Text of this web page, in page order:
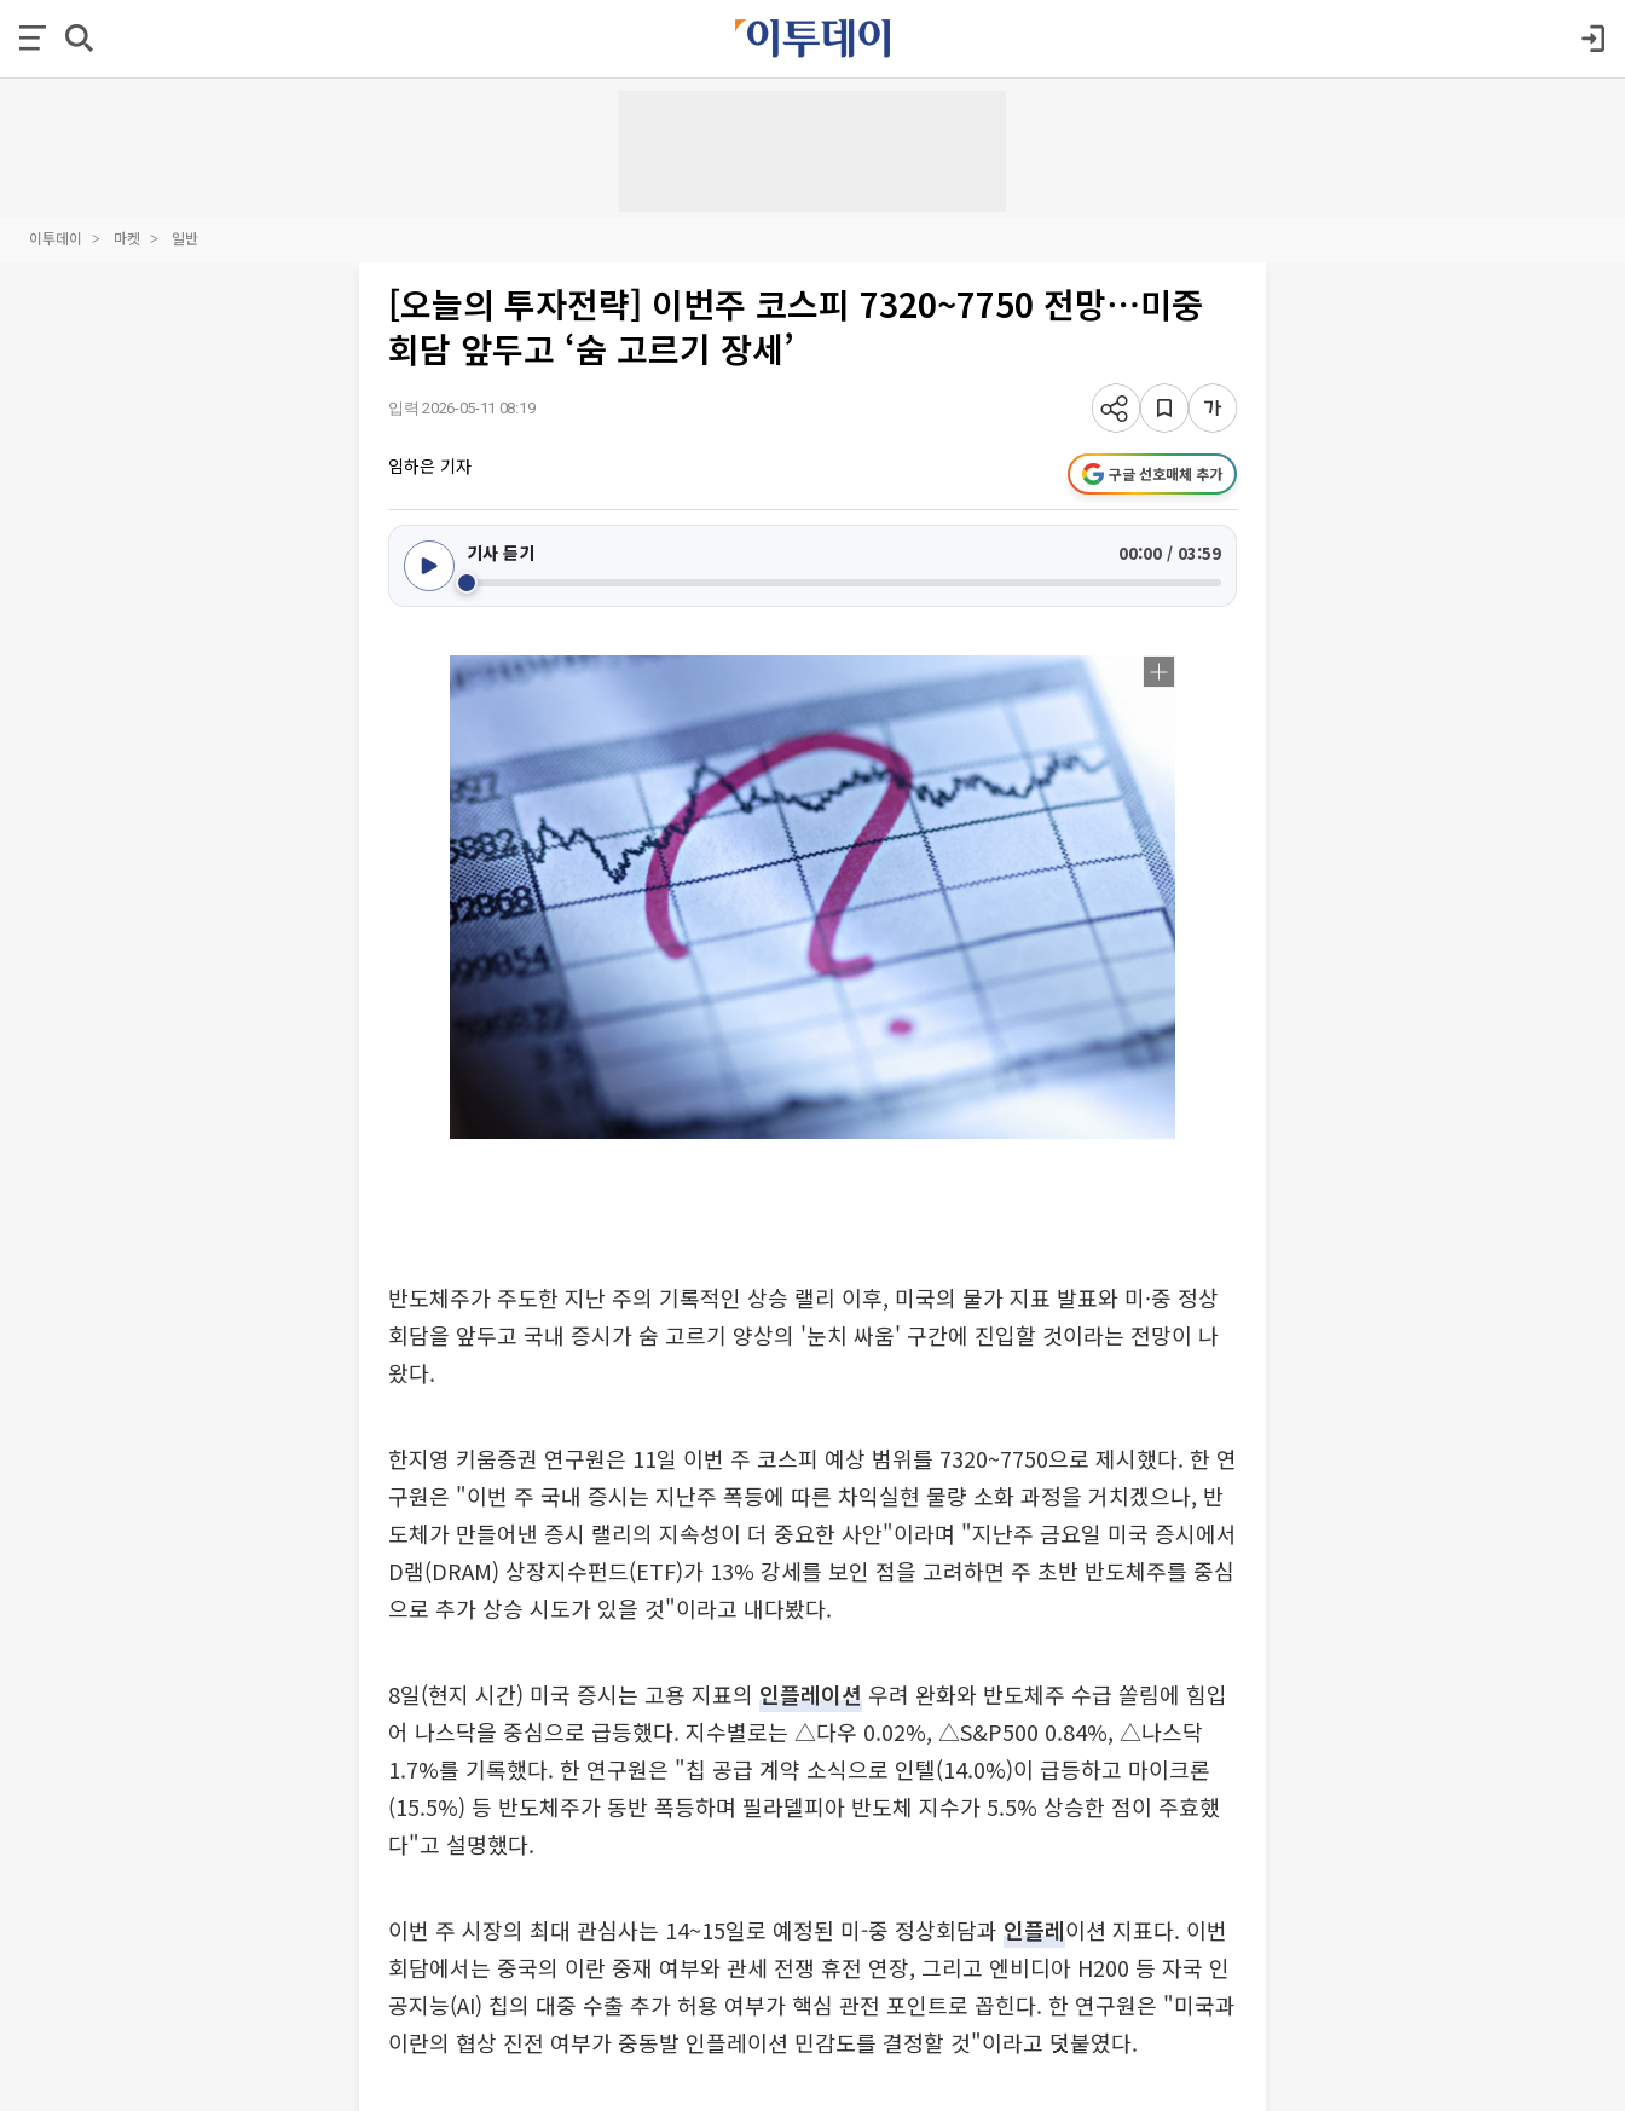
이투데이 마켓 일반
[오늘의 투자전략] 이번주 코스피 7320~7750 전망⋯미중
회담 앞두고 ‘숨 고르기 장세’
입력 2026-05-11 08:19
임하은 기자 구글 선호매체 추가
기사 듣기 00:00 / 03:59
반도체주가 주도한 지난 주의 기록적인 상승 랠리 이후, 미국의 물가 지표 발표와 미·중 정상
회담을 앞두고 국내 증시가 숨 고르기 양상의 '눈치 싸움' 구간에 진입할 것이라는 전망이 나
왔다.
한지영 키움증권 연구원은 11일 이번 주 코스피 예상 범위를 7320~7750으로 제시했다. 한 연
구원은 "이번 주 국내 증시는 지난주 폭등에 따른 차익실현 물량 소화 과정을 거치겠으나, 반
도체가 만들어낸 증시 랠리의 지속성이 더 중요한 사안"이라며 "지난주 금요일 미국 증시에서
D램(DRAM) 상장지수펀드(ETF)가 13% 강세를 보인 점을 고려하면 주 초반 반도체주를 중심
으로 추가 상승 시도가 있을 것"이라고 내다봤다.
8일(현지 시간) 미국 증시는 고용 지표의 인플레이션 우려 완화와 반도체주 수급 쏠림에 힘입
어 나스닥을 중심으로 급등했다. 지수별로는 △다우 0.02%, △S&P500 0.84%, △나스닥
1.7%를 기록했다. 한 연구원은 "칩 공급 계약 소식으로 인텔(14.0%)이 급등하고 마이크론
(15.5%) 등 반도체주가 동반 폭등하며 필라델피아 반도체 지수가 5.5% 상승한 점이 주효했
다"고 설명했다.
이번 주 시장의 최대 관심사는 14~15일로 예정된 미-중 정상회담과 인플레이션 지표다. 이번
회담에서는 중국의 이란 중재 여부와 관세 전쟁 휴전 연장, 그리고 엔비디아 H200 등 자국 인
공지능(AI) 칩의 대중 수출 추가 허용 여부가 핵심 관전 포인트로 꼽힌다. 한 연구원은 "미국과
이란의 협상 진전 여부가 중동발 인플레이션 민감도를 결정할 것"이라고 덧붙였다.